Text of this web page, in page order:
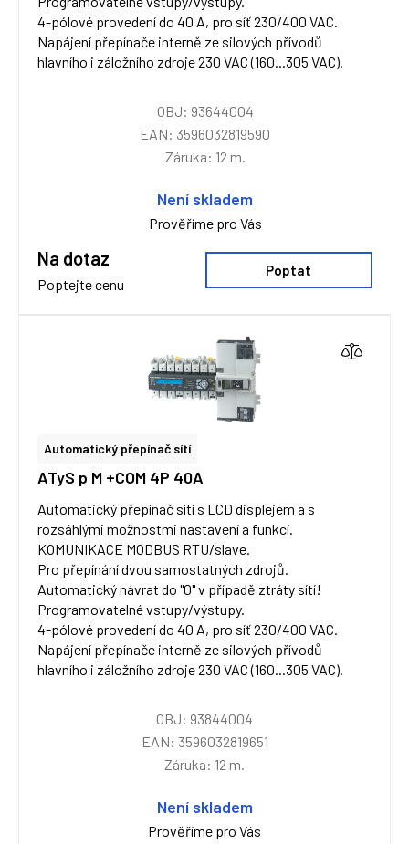
4-pólové provedení do 40 A, pro síť 230/400 VAC.
Napájení přepínače interně ze silových přívodů
hlavního i záložního zdroje 230 VAC (160...305 VAC).
OBJ: 93644004
EAN: 3596032819590
Záruka: 12 m.
Není skladem
Prověříme pro Vás
Na dotaz
Poptejte cenu
Poptat
Automatický přepínač sítí
ATyS p M +COM 4P 40A
Automatický přepínač sítí s LCD displejem a s
rozsáhlými možnostmi nastavení a funkcí.
KOMUNIKACE MODBUS RTU/slave.
Pro přepínání dvou samostatných zdrojů.
Automatický návrat do "0" v případě ztráty sítí!
Programovatelné vstupy/výstupy.
4-pólové provedení do 40 A, pro síť 230/400 VAC.
Napájení přepínače interně ze silových přívodů
hlavního i záložního zdroje 230 VAC (160...305 VAC).
OBJ: 93844004
EAN: 3596032819651
Záruka: 12 m.
Není skladem
Prověříme pro Vás